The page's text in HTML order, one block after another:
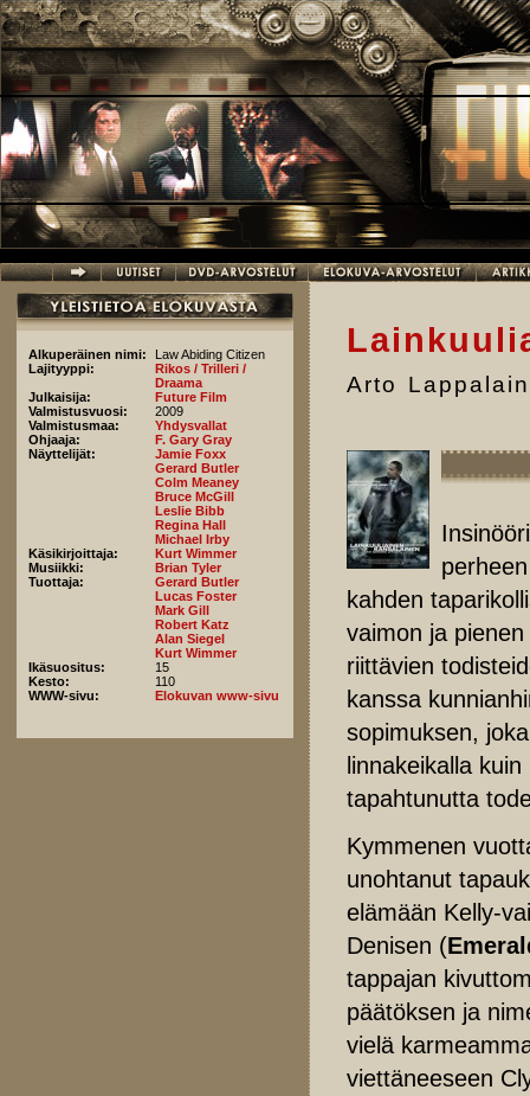
Hyppää pääsisältöön
Alkuperäinen nimi:
Law Abiding Citizen
Lajityyppi:
Rikos / Trilleri /
Draama
Julkaisija:
Future Film
Valmistusvuosi:
2009
Valmistusmaa:
Yhdysvallat
Ohjaaja:
F. Gary Gray
Näyttelijät:
Jamie Foxx
Gerard Butler
Colm Meaney
Bruce McGill
Leslie Bibb
Regina Hall
Michael Irby
Käsikirjoittaja:
Kurt Wimmer
Musiikki:
Brian Tyler
Tuottaja:
Gerard Butler
Lucas Foster
Mark Gill
Robert Katz
Alan Siegel
Kurt Wimmer
Ikäsuositus:
15
Kesto:
110
WWW-sivu:
Elokuvan www-sivu
Arto
kahden
vaimon ja
riittävien
kanssa
sopimuksen,
linnakeikalla
tapahtunutta
Kymmenen
unohtanut
elämään Kelly-
Denisen (
tappajan
päätöksen ja
vielä
viettäneeseen